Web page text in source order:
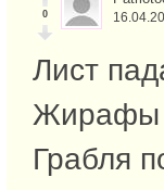
0
Лист
Жирафы
Грабля